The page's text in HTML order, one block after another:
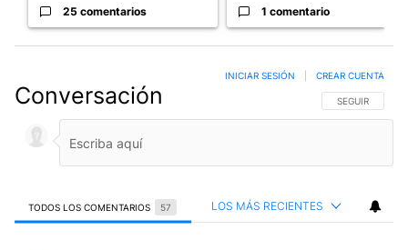
25 comentarios 1 comentario
Conversación SIGA ESTA
SEGUIR
INICIAR SESIÓN CREAR CUENTA
TODOS LOS COMENTARIOS 57 LOS MÁS RECIENTES